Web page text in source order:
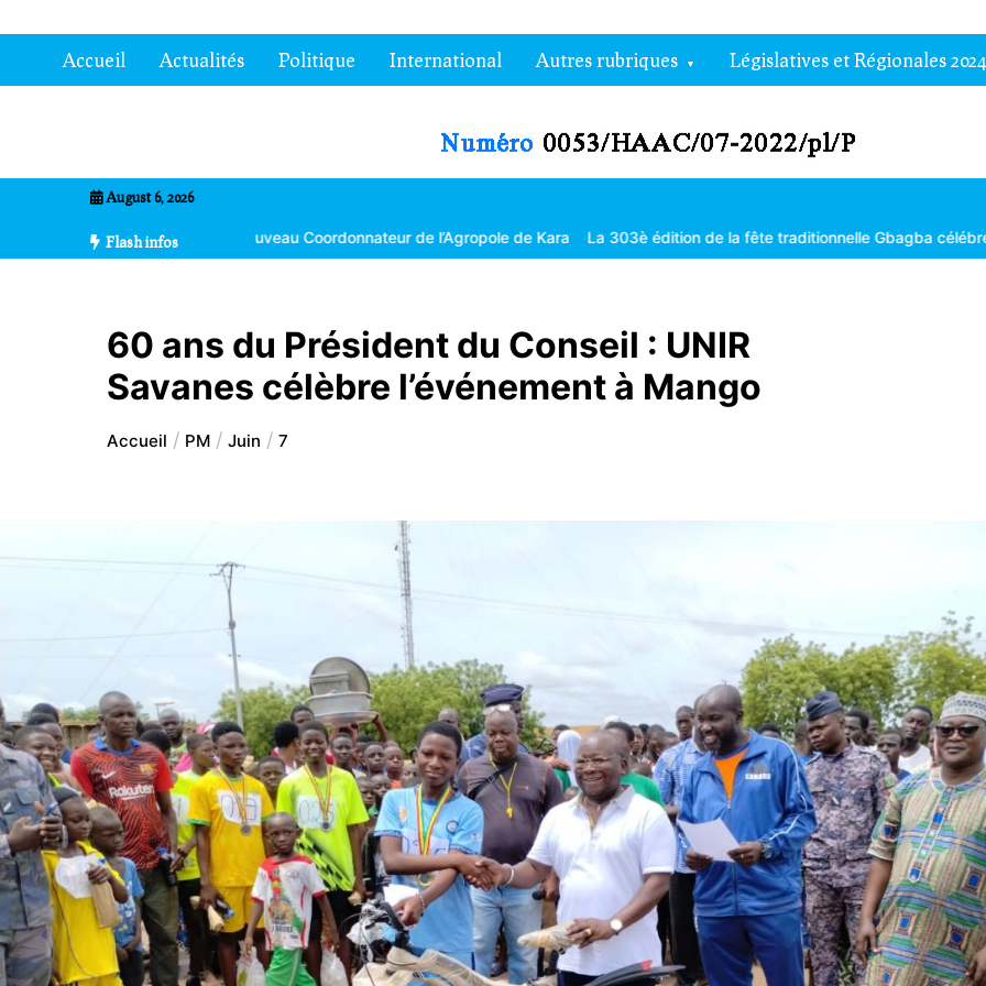
au
contenuAccueil Actualités Politique International Autres rubriques Législatives et Régionales 2024
August 6, 2026
Flash infos
Bikpéta nommé nouveau Coordonnateur de l’Agropole de Kara La 303è édition de la fête traditionnelle Gbagba célébrée dans la
60 ans du Président du Conseil : UNIR
Savanes célèbre l’événement à Mango
Accueil PM Juin 7